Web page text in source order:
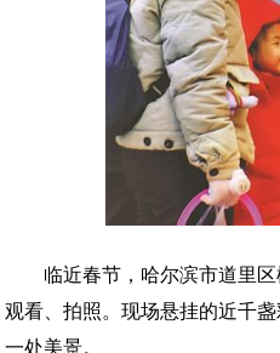
临近春节，哈尔滨市道里
观看、拍照。现场悬挂的近千
一处美景。